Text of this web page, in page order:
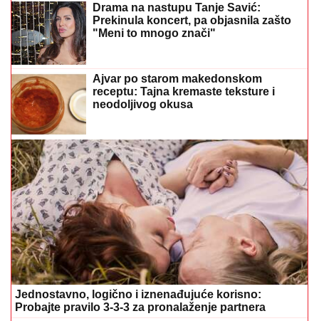
Drama na nastupu Tanje Savić:
Prekinula koncert, pa objasnila zašto
"Meni to mnogo znači"
Ajvar po starom makedonskom
receptu: Tajna kremaste teksture i
neodoljivog okusa
Jednostavno, logično i iznenađujuće korisno:
Probajte pravilo 3-3-3 za pronalaženje partnera